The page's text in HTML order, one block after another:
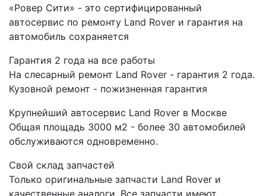
«Ровер Сити» - это сертифицированный
автосервис по ремонту Land Rover и гарантия на
автомобиль сохраняется
Гарантия 2 года на все работы
На слесарный ремонт Land Rover - гарантия 2 года.
Кузовной ремонт - пожизненная гарантия
Крупнейший автосервис Land Rover в Москве
Общая площадь 3000 м2 - более 30 автомобилей
обслуживаются одновременно.
Свой склад запчастей
Только оригинальные запчасти Land Rover и
качественные аналоги. Все запчасти имеют